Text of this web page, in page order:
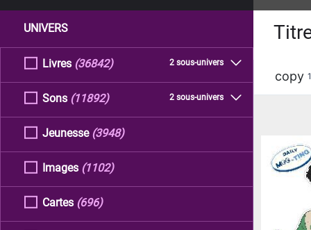
UNIVERS
Livres 2 sous-univers
(36842)
Sons 2 sous-univers
(11892)
Jeunesse (3948)
Images (1102)
Cartes (696)
copy